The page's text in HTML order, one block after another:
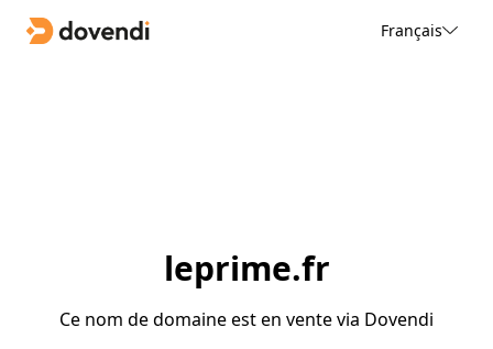
Français
leprime.fr
Ce nom de domaine est en vente via Dovendi